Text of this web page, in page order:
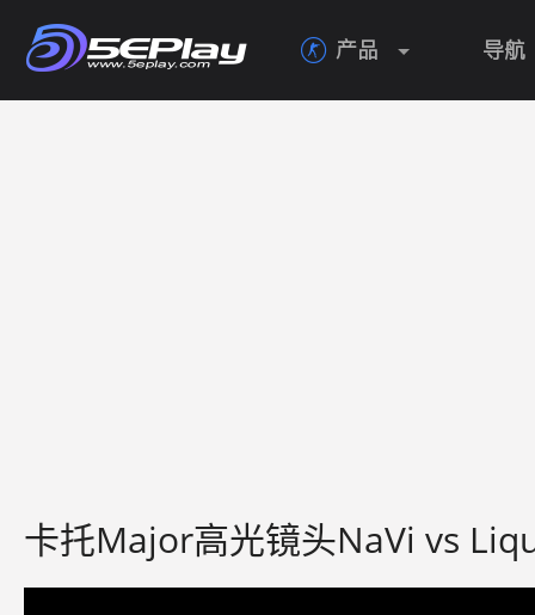
 产品 导航
卡托Major高光镜头NaVi vs